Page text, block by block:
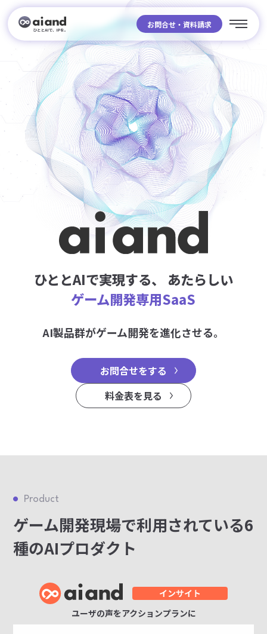
お問合せ・資料請求
ひととAIで実現する、
あたらしい
ゲーム開発専用SaaS
AI製品群がゲーム開発を進化させる。
お問合せをする
料金表を見る
Product
ゲーム開発現場で利用されている6
種のAIプロダクト
ユーザの声をアクションプランに